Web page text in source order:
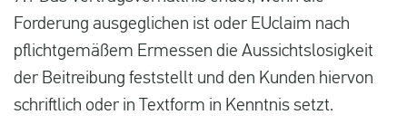
Forderung ausgeglichen ist oder EUclaim nach
pflichtgemäßem Ermessen die Aussichtslosigkeit
der Beitreibung feststellt und den Kunden hiervon
schriftlich oder in Textform in Kenntnis setzt.